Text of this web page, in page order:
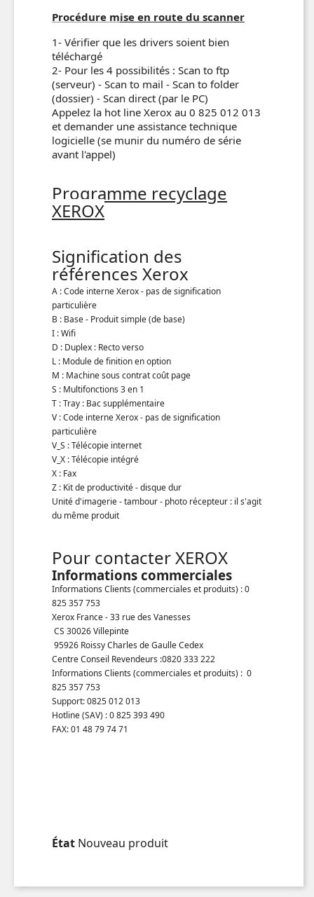
Procédure mise en route du scanner
1- Vérifier que les drivers soient bien
téléchargé
2- Pour les 4 possibilités : Scan to ftp
(serveur) - Scan to mail - Scan to folder
(dossier) - Scan direct (par le PC)
Appelez la hot line Xerox au 0 825 012 013
et demander une assistance technique
logicielle (se munir du numéro de série
avant l'appel)
Programme recyclage
XEROX
Signification des
références Xerox
A : Code interne Xerox - pas de signification
particulière
B : Base - Produit simple (de base)
I : Wifi
D : Duplex : Recto verso
L : Module de finition en option
M : Machine sous contrat coût page
S : Multifonctions 3 en 1
T : Tray : Bac supplémentaire
V : Code interne Xerox - pas de signification
particulière
V_S : Télécopie internet
V_X : Télécopie intégré
X : Fax
Z : Kit de productivité - disque dur
Unité d'imagerie - tambour - photo récepteur : il s'agit
du même produit
Pour contacter XEROX
Informations commerciales
Informations Clients (commerciales et produits) : 0
825 357 753
Xerox France - 33 rue des Vanesses
CS 30026 Villepinte
95926 Roissy Charles de Gaulle Cedex
Centre Conseil Revendeurs :0820 333 222
Informations Clients (commerciales et produits) : 0
825 357 753
Support: 0825 012 013
Hotline (SAV) : 0 825 393 490
FAX: 01 48 79 74 71
État Nouveau produit